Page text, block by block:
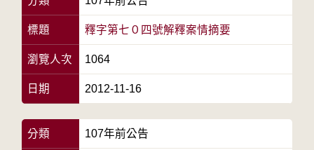
標題 釋字第七０四號解釋案情摘要
瀏覽人次 1064
日期 2012-11-16
分類 107年前公告